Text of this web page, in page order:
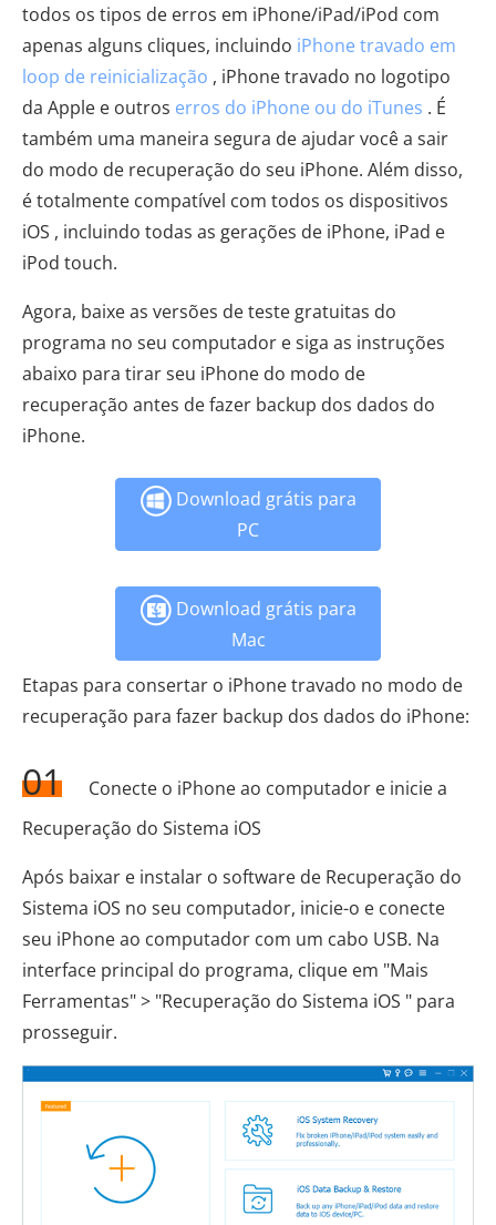
todos os tipos de erros em iPhone/iPad/iPod com
apenas alguns cliques, incluindo iPhone travado em
loop de reinicialização , iPhone travado no logotipo
da Apple e outros erros do iPhone ou do iTunes . É
também uma maneira segura de ajudar você a sair
do modo de recuperação do seu iPhone. Além disso,
é totalmente compatível com todos os dispositivos
iOS , incluindo todas as gerações de iPhone, iPad e
iPod touch.
Agora, baixe as versões de teste gratuitas do
programa no seu computador e siga as instruções
abaixo para tirar seu iPhone do modo de
recuperação antes de fazer backup dos dados do
iPhone.
Download grátis para
PC
Download grátis para
Mac
Etapas para consertar o iPhone travado no modo de
recuperação para fazer backup dos dados do iPhone:
01
Conecte o iPhone ao computador e inicie a
Recuperação do Sistema iOS
Após baixar e instalar o software de Recuperação do
Sistema iOS no seu computador, inicie-o e conecte
seu iPhone ao computador com um cabo USB. Na
interface principal do programa, clique em "Mais
Ferramentas" > "Recuperação do Sistema iOS " para
prosseguir.